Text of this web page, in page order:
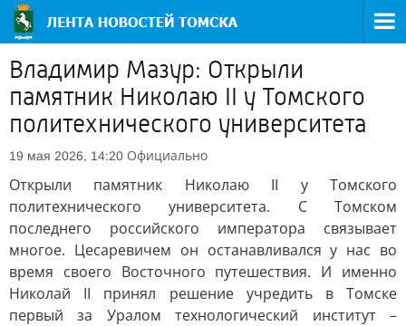
Владимир Мазур: Открыли
памятник Николаю II у Томского
политехнического университета
19 мая 2026, 14:20 Официально
Открыли памятник Николаю II у Томского
политехнического университета. С Томском
последнего российского императора связывает
многое. Цесаревичем он останавливался у нас во
время своего Восточного путешествия. И именно
Николай II принял решение учредить в Томске
первый за Уралом технологический институт –